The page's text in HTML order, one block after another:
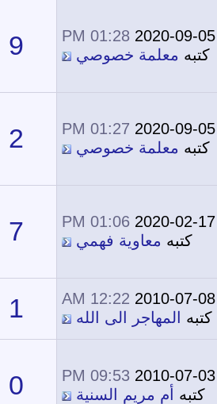
2020-09-05
01:28 PM
كتبه معلمة خصوصي 9
2020-09-05
01:27 PM
كتبه معلمة خصوصي 2
2020-02-17
01:06 PM
كتبه معاوية فهمي 7
2010-07-08
12:22 AM
كتبه
المهاجر الى الله 1
2010-07-03
09:53 PM
كتبه
أم مريم السنية 0